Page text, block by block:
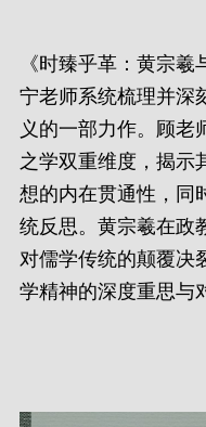
《时臻乎革：黄宗
宁老师系统梳理并深
义的一部力作。顾老
之学双重维度，揭示
想的内在贯通性，同
统反思。黄宗羲在政
对儒学传统的颠覆决
学精神的深度重思与